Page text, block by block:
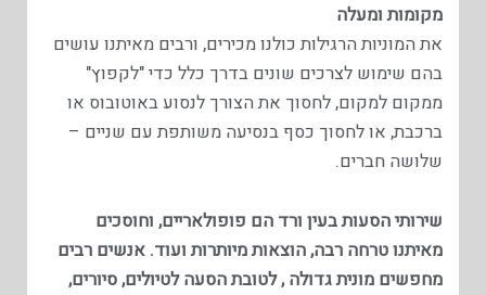
מקומות ומעלה
את המוניות הרגילות כולנו מכירים, ורבים מאיתנו עושים
בהם שימוש לצרכים שונים בדרך כלל כדי "לקפוץ"
ממקום למקום, לחסוך את הצורך לנסוע באוטובוס או
ברכבת, או לחסוך כסף בנסיעה משותפת עם שניים –
שלושה חברים.
שירותי הסעות בעין ורד הם פופולאריים, וחוסכים
מאיתנו טרחה רבה, הוצאות מיותרות ועוד. אנשים רבים
מחפשים מונית גדולה , לטובת הסעה לטיולים, סיורים,